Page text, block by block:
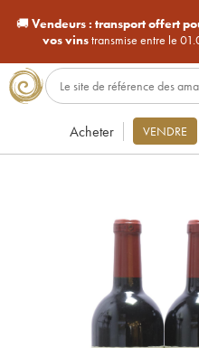
🚚Vendeurs : transport offert
vos vinstransmise entre le
Acheter VENDRE